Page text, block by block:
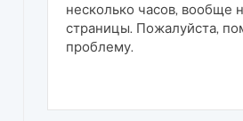
несколько часов, вообще
страницы. Пожалуйста,
проблему.